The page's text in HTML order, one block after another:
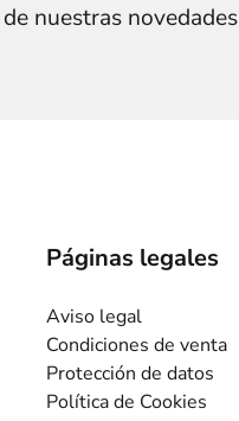
nuestras novedades
Páginas legales
Aviso legal
Condiciones de venta
Protección de datos
Política de Cookies